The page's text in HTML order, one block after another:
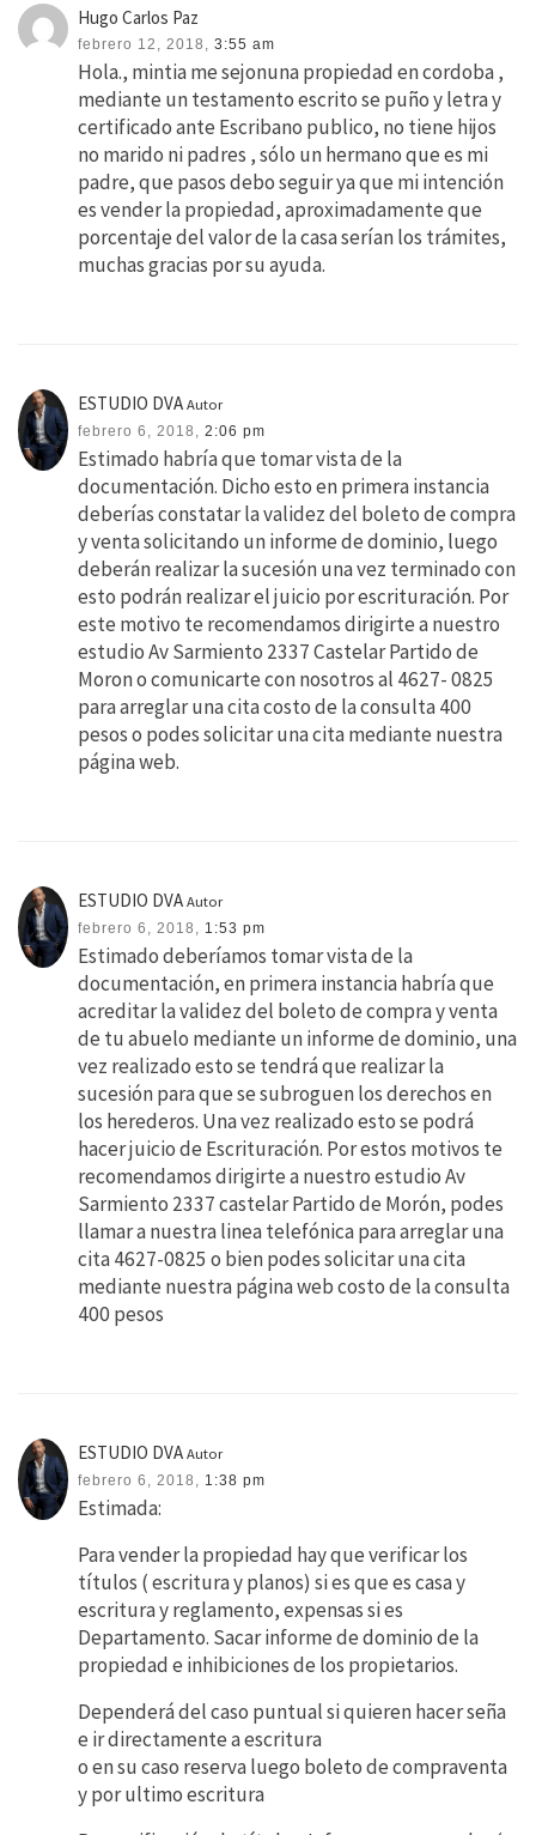
Hugo Carlos Paz
febrero 12, 2018, 3:55 am
Hola., mintia me sejonuna propiedad en cordoba ,
mediante un testamento escrito se puño y letra y
certificado ante Escribano publico, no tiene hijos
no marido ni padres , sólo un hermano que es mi
padre, que pasos debo seguir ya que mi intención
es vender la propiedad, aproximadamente que
porcentaje del valor de la casa serían los trámites,
muchas gracias por su ayuda.
ESTUDIO DVA Autor
febrero 6, 2018, 2:06 pm
Estimado habría que tomar vista de la
documentación. Dicho esto en primera instancia
deberías constatar la validez del boleto de compra
y venta solicitando un informe de dominio, luego
deberán realizar la sucesión una vez terminado con
esto podrán realizar el juicio por escrituración. Por
este motivo te recomendamos dirigirte a nuestro
estudio Av Sarmiento 2337 Castelar Partido de
Moron o comunicarte con nosotros al 4627- 0825
para arreglar una cita costo de la consulta 400
pesos o podes solicitar una cita mediante nuestra
página web.
ESTUDIO DVA Autor
febrero 6, 2018, 1:53 pm
Estimado deberíamos tomar vista de la
documentación, en primera instancia habría que
acreditar la validez del boleto de compra y venta
de tu abuelo mediante un informe de dominio, una
vez realizado esto se tendrá que realizar la
sucesión para que se subroguen los derechos en
los herederos. Una vez realizado esto se podrá
hacer juicio de Escrituración. Por estos motivos te
recomendamos dirigirte a nuestro estudio Av
Sarmiento 2337 castelar Partido de Morón, podes
llamar a nuestra linea telefónica para arreglar una
cita 4627-0825 o bien podes solicitar una cita
mediante nuestra página web costo de la consulta
400 pesos
ESTUDIO DVA Autor
febrero 6, 2018, 1:38 pm
Estimada:
Para vender la propiedad hay que verificar los
títulos ( escritura y planos) si es que es casa y
escritura y reglamento, expensas si es
Departamento. Sacar informe de dominio de la
propiedad e inhibiciones de los propietarios.
Dependerá del caso puntual si quieren hacer seña
e ir directamente a escritura
o en su caso reserva luego boleto de compraventa
y por ultimo escritura